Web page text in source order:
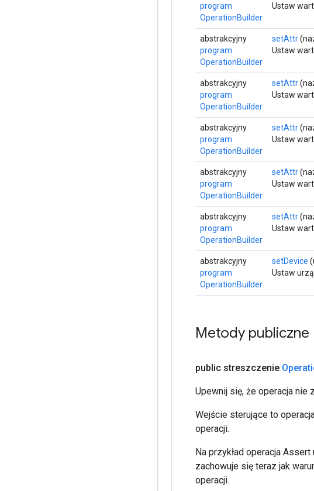
program
OperationBuilder
Ustaw
abstrakcyjny
program
OperationBuilder
setAttr
Ustaw
abstrakcyjny
program
OperationBuilder
setAttr
Ustaw
abstrakcyjny
program
OperationBuilder
setAttr
Ustaw
abstrakcyjny
program
OperationBuilder
setAttr
Ustaw
abstrakcyjny
program
OperationBuilder
setAttr
Ustaw
abstrakcyjny
program
OperationBuilder
setDevice
Ustaw
Metody publiczne
public streszczenie
Upewnij się, że operacja nie
Wejście sterujące to
operacji.
Na przykład operacja
zachowuje się teraz jak
operacji.